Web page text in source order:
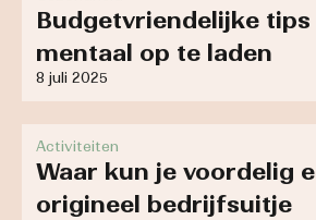
Budgetvriendelijke tips
mentaal op te laden
8 juli 2025
Activiteiten
Waar kun je voordelig
origineel bedrijfsuitje